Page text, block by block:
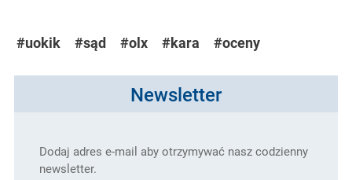
#uokik #sąd #olx #kara #oceny
Newsletter
Dodaj adres e-mail aby otrzymywać nasz codzienny
newsletter.